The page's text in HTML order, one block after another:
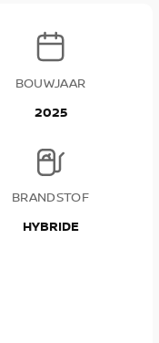
BOUWJAAR
2025
BRANDSTOF
HYBRIDE